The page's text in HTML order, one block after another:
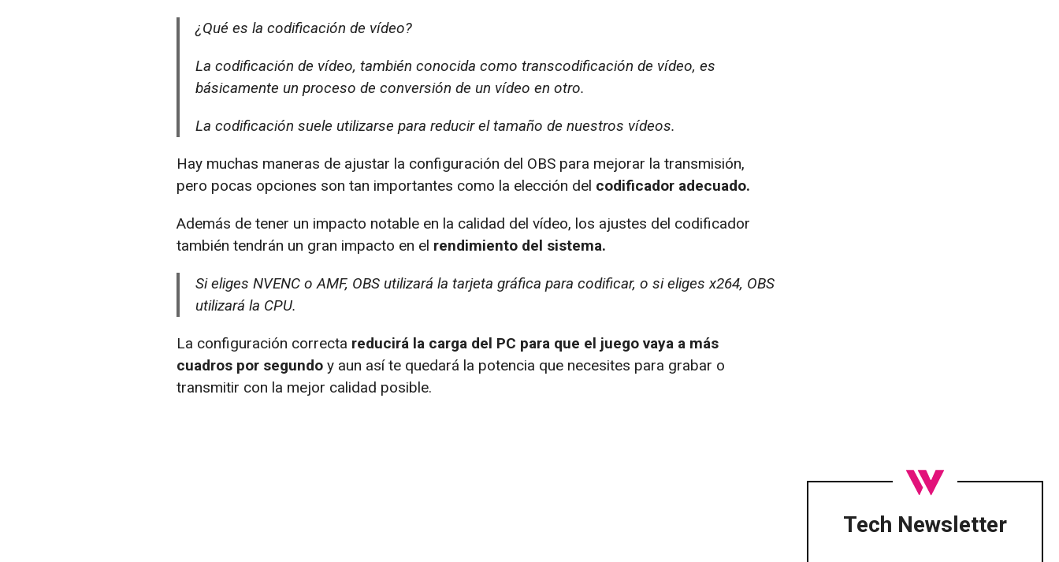
Tech Newsletter
¿Qué es la codificación de vídeo?
La codificación de vídeo, también conocida como transcodificación de vídeo, es
básicamente un proceso de conversión de un vídeo en otro.
La codificación suele utilizarse para reducir el tamaño de nuestros vídeos.
Hay muchas maneras de ajustar la configuración del OBS para mejorar la transmisión,
pero pocas opciones son tan importantes como la elección del codificador adecuado.
Además de tener un impacto notable en la calidad del vídeo, los ajustes del codificador
también tendrán un gran impacto en el rendimiento del sistema.
Si eliges NVENC o AMF, OBS utilizará la tarjeta gráfica para codificar, o si eliges x264, OBS
utilizará la CPU.
La configuración correcta reducirá la carga del PC para que el juego vaya a más
cuadros por segundo y aun así te quedará la potencia que necesites para grabar o
transmitir con la mejor calidad posible.